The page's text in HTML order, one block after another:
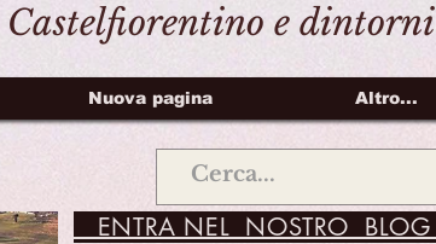
Castelfiorentino e dintorni
Nuova pagina Altro...
ENTRA NEL NOSTRO BLOG